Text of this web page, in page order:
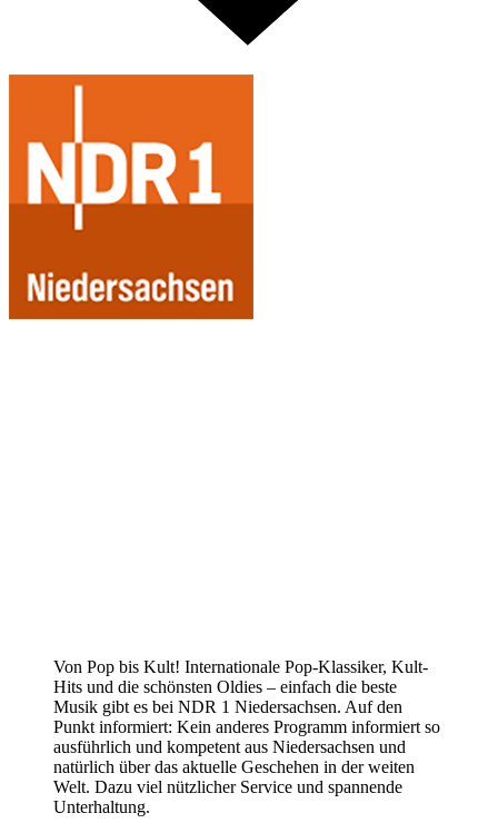
Von Pop bis Kult! Internationale Pop-Klassiker, Kult-
Hits und die schönsten Oldies – einfach die beste
Musik gibt es bei NDR 1 Niedersachsen. Auf den
Punkt informiert: Kein anderes Programm informiert so
ausführlich und kompetent aus Niedersachsen und
natürlich über das aktuelle Geschehen in der weiten
Welt. Dazu viel nützlicher Service und spannende
Unterhaltung.